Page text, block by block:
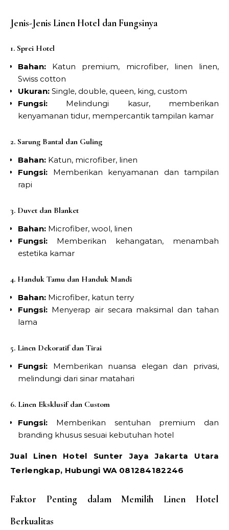
Jenis-Jenis Linen Hotel dan Fungsinya
1. Sprei Hotel
Bahan: Katun premium, microfiber, linen linen,
Swiss cotton
Ukuran: Single, double, queen, king, custom
Fungsi: Melindungi kasur, memberikan
kenyamanan tidur, mempercantik tampilan kamar
2. Sarung Bantal dan Guling
Bahan: Katun, microfiber, linen
Fungsi: Memberikan kenyamanan dan tampilan
rapi
3. Duvet dan Blanket
Bahan: Microfiber, wool, linen
Fungsi: Memberikan kehangatan, menambah
estetika kamar
4. Handuk Tamu dan Handuk Mandi
Bahan: Microfiber, katun terry
Fungsi: Menyerap air secara maksimal dan tahan
lama
5. Linen Dekoratif dan Tirai
Fungsi: Memberikan nuansa elegan dan privasi,
melindungi dari sinar matahari
6. Linen Eksklusif dan Custom
Fungsi: Memberikan sentuhan premium dan
branding khusus sesuai kebutuhan hotel
Jual Linen Hotel Sunter Jaya Jakarta Utara
Terlengkap, Hubungi WA 081284182246
Faktor Penting dalam Memilih Linen Hotel
Berkualitas